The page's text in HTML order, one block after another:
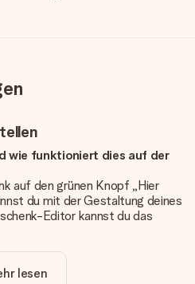
wie funktioniert dies auf der
auf den grünen Knopf „Hier
du mit der Gestaltung deines
Editor kannst du das
Designs, um deinem
zu verleihen.
lesen